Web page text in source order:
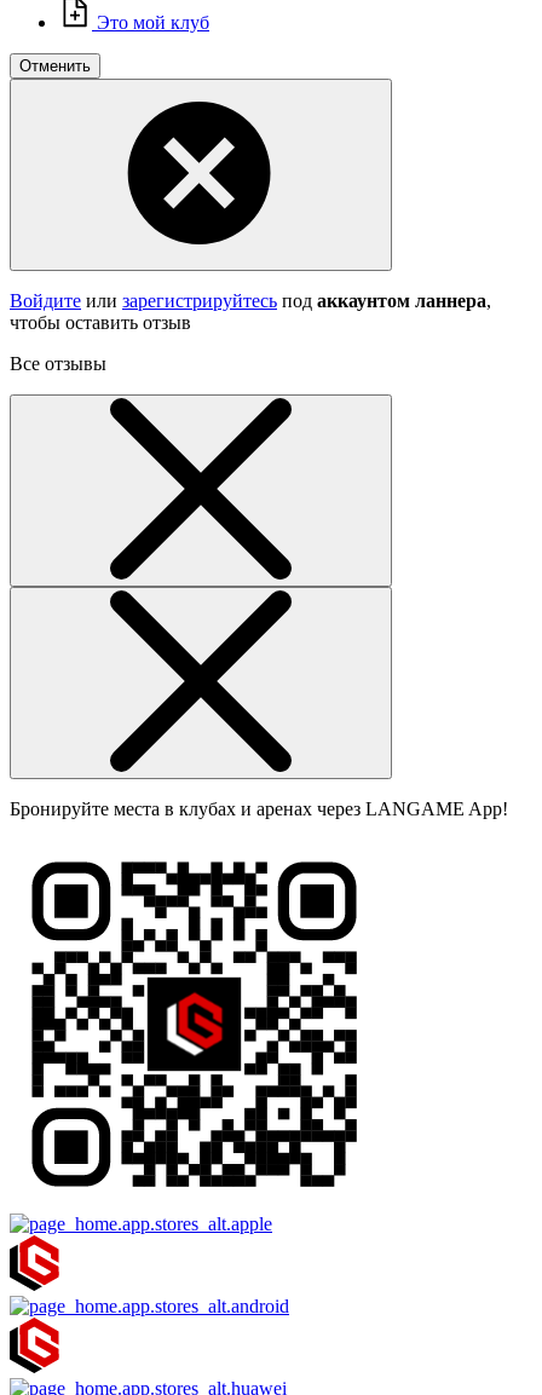
Это мой клуб
Отменить
Войдите или зарегистрируйтесь под аккаунтом ланнера,
чтобы оставить отзыв
Все отзывы
Бронируйте места в клубах и аренах через LANGAME App!